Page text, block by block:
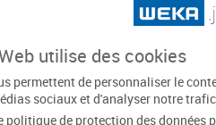
utilise des cookies
permettent de personnaliser le
sociaux et d'analyser notre
politique de protection des données
Var